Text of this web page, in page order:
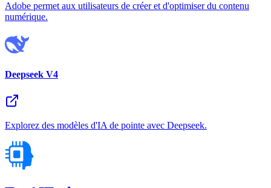
Adobe permet aux utilisateurs de créer et d'optimiser du contenu
numérique.
Deepseek V4
Explorez des modèles d'IA de pointe avec Deepseek.